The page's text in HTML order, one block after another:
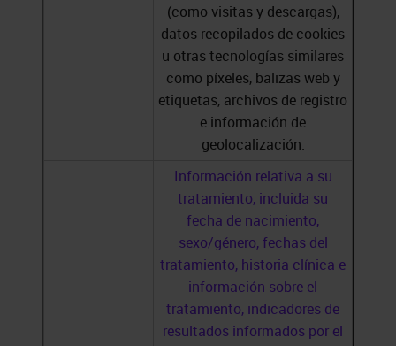
(como visitas y descargas),
datos recopilados de cookies
u otras tecnologías similares
como píxeles, balizas web y
etiquetas, archivos de registro
e información de
geolocalización.
Información relativa a su
tratamiento, incluida su
fecha de nacimiento,
sexo/género, fechas del
tratamiento, historia clínica e
información sobre el
tratamiento, indicadores de
resultados informados por el